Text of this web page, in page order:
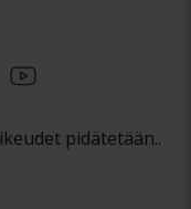
pidätetään..